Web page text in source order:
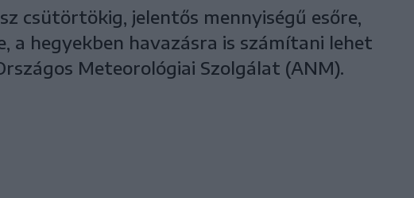
csütörtökig, jelentős mennyiségű esőre,
a hegyekben havazásra is számítani lehet
Meteorológiai Szolgálat (ANM).